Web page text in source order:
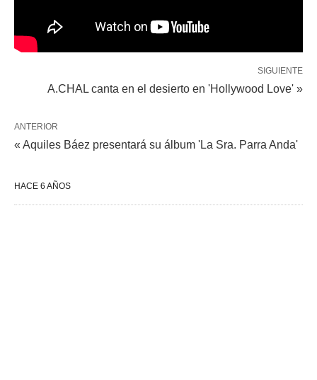
SIGUIENTE
A.CHAL canta en el desierto en 'Hollywood Love' »
ANTERIOR
« Aquiles Báez presentará su álbum 'La Sra. Parra Anda'
HACE 6 AÑOS